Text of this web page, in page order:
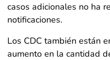
casos adicionales no ha
notificaciones.
Los CDC también están
aumento en la cantidad